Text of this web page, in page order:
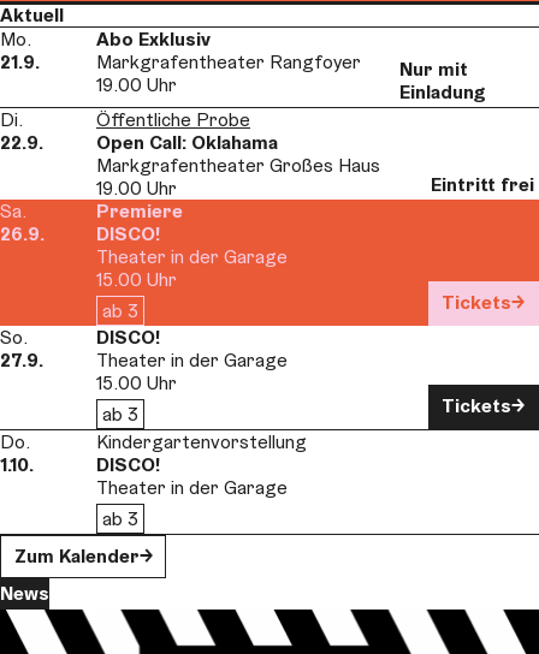
Aktuell
Mo.
21.9.
Abo Exklusiv
Markgrafentheater Rangfoyer
19.00 Uhr
Nur mit
Einladung
Di.
22.9.
Öffentliche Probe
Open Call: Oklahama
Markgrafentheater Großes Haus
19.00 Uhr
Eintritt frei
Sa.
26.9.
Premiere
DISCO!
Theater in der Garage
15.00 Uhr
ab 3
Tickets
So.
27.9.
DISCO!
Theater in der Garage
15.00 Uhr
ab 3
Tickets
Do.
1.10.
Kindergartenvorstellung
DISCO!
Theater in der Garage
ab 3
Zum Kalender
News